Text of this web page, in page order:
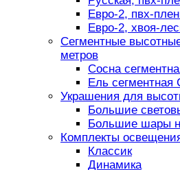
Евро-2, пвх-
Евро-2, хвоя-
Сегментные
метров
Сосна
Ель сегментная
Украшения для
Большие
Большие шары
Комплекты
Классик
Динамика